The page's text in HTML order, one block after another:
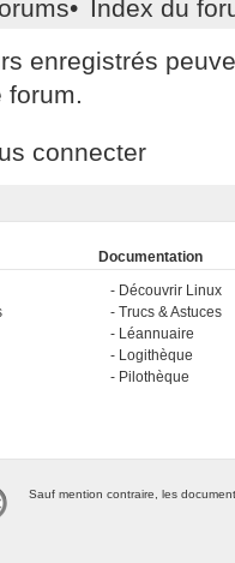
•
Index du
enregistrés
forum.
connecter
Documentation
Découvrir Linux
Trucs & Astuces
Léannuaire
Logithèque
Pilothèque
Sauf mention contraire, les